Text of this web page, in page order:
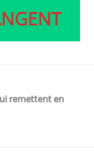
remettent en